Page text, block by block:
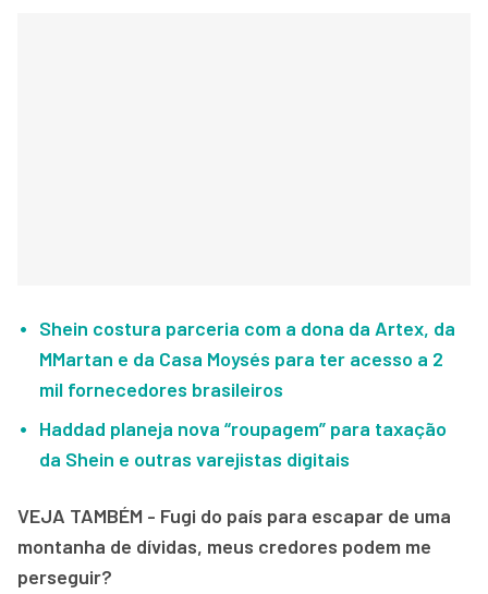
Shein costura parceria com a dona da Artex, da
MMartan e da Casa Moysés para ter acesso a 2
mil fornecedores brasileiros
Haddad planeja nova “roupagem” para taxação
da Shein e outras varejistas digitais
VEJA TAMBÉM - Fugi do país para escapar de uma
montanha de dívidas, meus credores podem me
perseguir?